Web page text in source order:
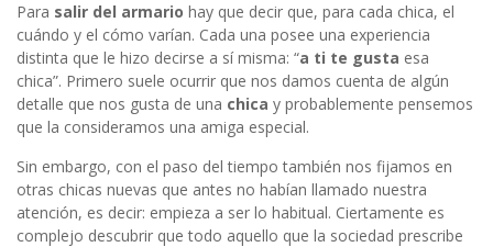
Para salir del armario hay que decir que, para cada chica, el
cuándo y el cómo varían. Cada una posee una experiencia
distinta que le hizo decirse a sí misma: “a ti te gusta esa
chica”. Primero suele ocurrir que nos damos cuenta de algún
detalle que nos gusta de una chica y probablemente pensemos
que la consideramos una amiga especial.
Sin embargo, con el paso del tiempo también nos fijamos en
otras chicas nuevas que antes no habían llamado nuestra
atención, es decir: empieza a ser lo habitual. Ciertamente es
complejo descubrir que todo aquello que la sociedad prescribe